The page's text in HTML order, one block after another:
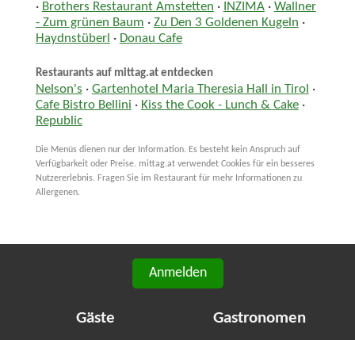
· Brothers Restaurant Amstetten · INZIMA· Wallner
- Zum grünen Baum · Zu Den 3 Goldenen Kugeln ·
Haydnstüberl · Donau Cafe
Restaurants auf mittag.at entdecken
Nelson's · Gartenhotel Maria Theresia Hall in Tirol ·
Cafe Bistro Bellini · Kiss the Cook - Lunch & Cake·
Republic
Die Menüs dienen nur der Information. Es besteht kein Anspruch auf
Verfügbarkeit oder Preise. mittag.at verwendet Cookies für ein besseres
Nutzererlebnis. Fragen Sie im Restaurant für mehr Informationen zu
Allergenen.
Anmelden
Gäste Gastronomen